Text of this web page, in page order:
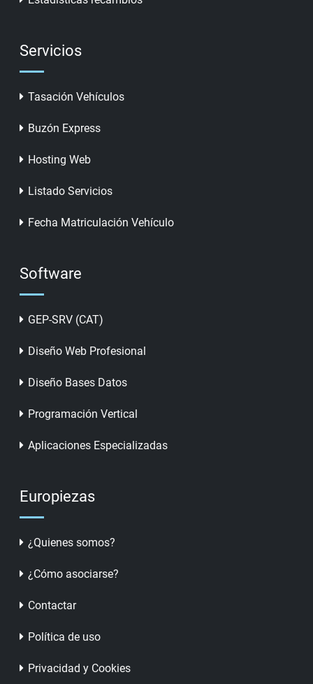
Servicios
Tasación Vehículos
Buzón Express
Hosting Web
Listado Servicios
Fecha Matriculación Vehículo
Software
GEP-SRV (CAT)
Diseño Web Profesional
Diseño Bases Datos
Programación Vertical
Aplicaciones Especializadas
Europiezas
¿Quienes somos?
¿Cómo asociarse?
Contactar
Política de uso
Privacidad y Cookies